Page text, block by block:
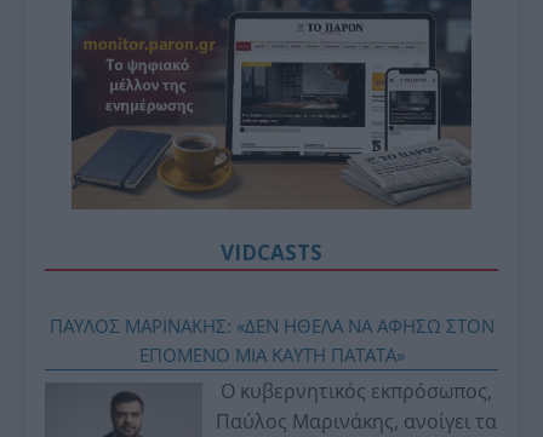
VIDCASTS
ΠΑΥΛΟΣ ΜΑΡΙΝΑΚΗΣ: «ΔΕΝ ΗΘΕΛΑ ΝΑ ΑΦΗΣΩ ΣΤΟΝ
ΕΠΟΜΕΝΟ ΜΙΑ ΚΑΥΤΗ ΠΑΤΑΤΑ»
Ο κυβερνητικός εκπρόσωπος,
Παύλος Μαρινάκης, ανοίγει τα